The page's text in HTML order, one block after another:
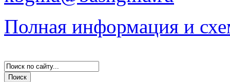
Полная информация и